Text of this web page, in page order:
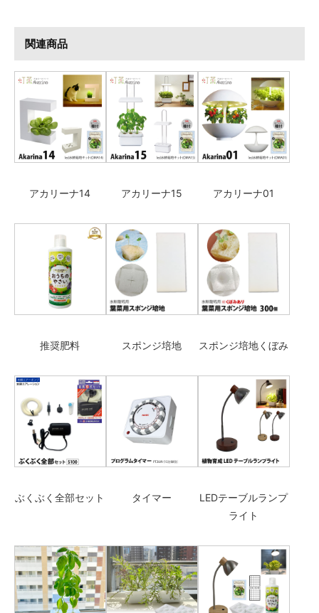
関連商品
アカリーナ14 アカリーナ15 アカリーナ01
推奨肥料 スポンジ培地 スポンジ培地くぼみ
ぶくぶく全部セット タイマー
LEDテーブルランプ
ライト